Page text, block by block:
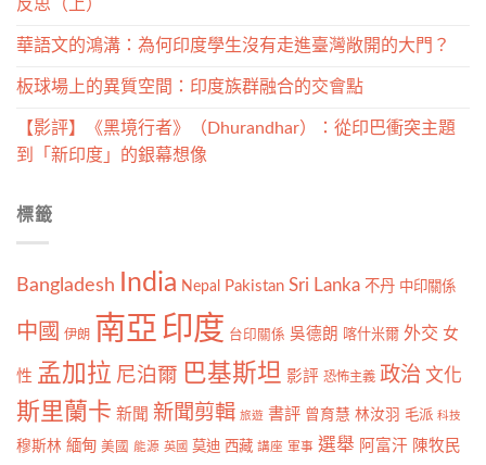
反思（上）
華語文的鴻溝：為何印度學生沒有走進臺灣敞開的大門？
板球場上的異質空間：印度族群融合的交會點
【影評】《黑境行者》（Dhurandhar）：從印巴衝突主題
到「新印度」的銀幕想像
標籤
Bangladesh India Nepal Pakistan Sri Lanka 不丹 中印關係
中國 伊朗 南亞 印度 台印關係 吳德朗 喀什米爾 外交 女
性 孟加拉 尼泊爾 巴基斯坦 影評 恐怖主義 政治 文化
斯里蘭卡 新聞 新聞剪輯 旅遊 書評 曾育慧 林汝羽 毛派 科技
穆斯林 緬甸 美國 能源 英國 莫迪 西藏 講座 軍事 選舉 阿富汗 陳牧民